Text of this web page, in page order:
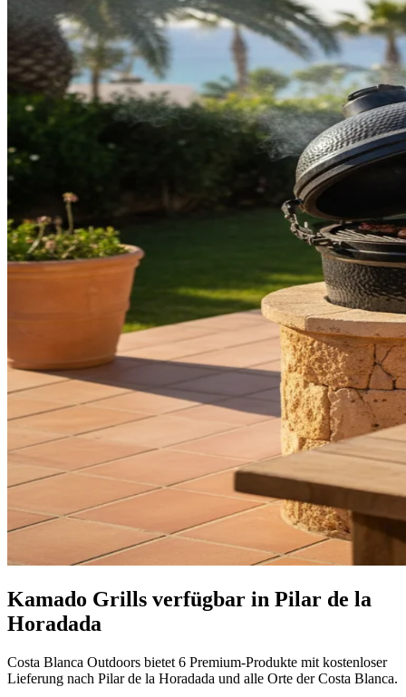
Kamado Grills verfügbar in Pilar de la
Horadada
Costa Blanca Outdoors bietet 6 Premium-Produkte mit kostenloser
Lieferung nach Pilar de la Horadada und alle Orte der Costa Blanca.